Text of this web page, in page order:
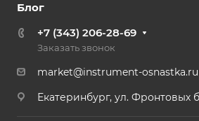
Блог
+7 (343) 206-28-69
Заказать звонок
market@instrument-osnastka.ru
Екатеринбург, ул. Фронтовых